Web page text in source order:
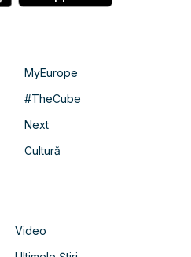
MyEurope
#TheCube
Next
Cultură
Video